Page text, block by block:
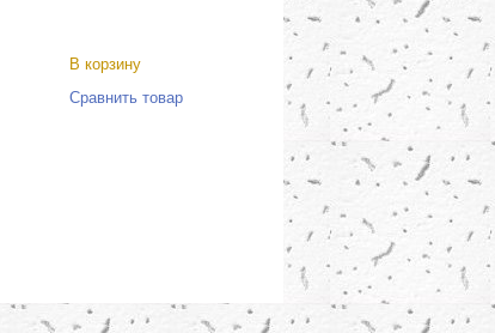
В корзину
Сравнить товар